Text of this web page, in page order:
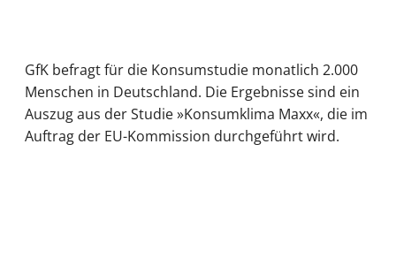
GfK befragt für die Konsumstudie monatlich 2.000
Menschen in Deutschland. Die Ergebnisse sind ein
Auszug aus der Studie »Konsumklima Maxx«, die im
Auftrag der EU-Kommission durchgeführt wird.